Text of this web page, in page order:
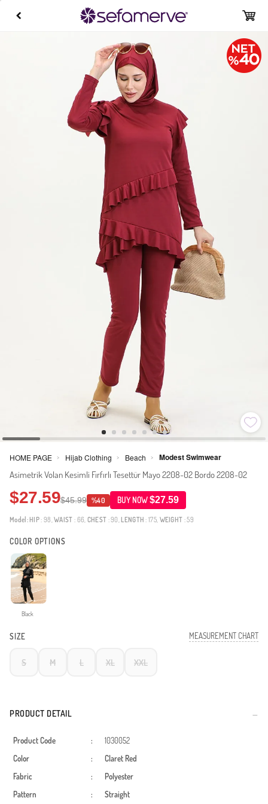
HOME PAGE > Hijab Clothing > Beach > Modest Swimwear
Asimetrik Volan Kesimli Fırfırlı Tesettür Mayo 2208-02 Bordo 2208-02
$27.59$45.99 %40 BUY NOW$27.59
Model: HIP: 98,WAIST : 66, CHEST : 90, LENGTH : 175, WEIGHT : 59
COLOR OPTIONS
Black
SIZE MEASUREMENT CHART
S M L XL XXL
PRODUCT DETAIL
Product Code :
1030052
Color
:
Claret Red
Fabric
:
Polyester
Pattern
:
Straight